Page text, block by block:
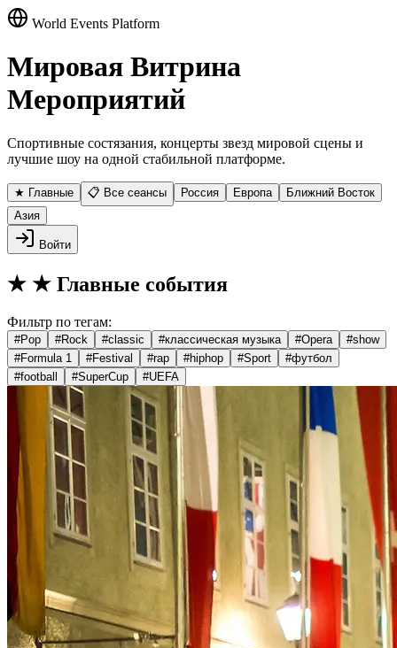
World Events Platform
Мировая Витрина
Мероприятий
Спортивные состязания, концерты звезд мировой сцены и
лучшие шоу на одной стабильной платформе.
★ Главные 📋 Все сеансы Россия Европа
Ближний Восток
Азия
Войти
★ ★ Главные события
Фильтр по тегам:
#Pop #Rock #classic #классическая музыка #Opera #show
#Formula 1 #Festival #rap #hiphop #Sport #футбол
#football #SuperCup #UEFA